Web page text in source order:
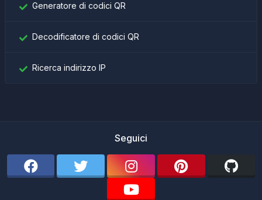
Generatore di codici QR
Decodificatore di codici QR
Ricerca indirizzo IP
Seguici